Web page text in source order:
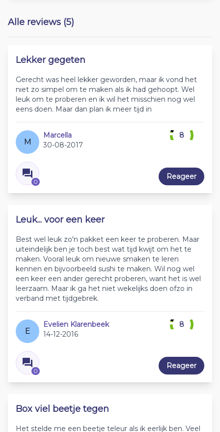
Alle reviews (5)
Lekker gegeten
Gerecht was heel lekker geworden, maar ik vond het
niet zo simpel om te maken als ik had gehoopt. Wel
leuk om te proberen en ik wil het misschien nog wel
eens doen. Maar dan plan ik meer tijd in
M
Marcella
30-08-2017
0
8
Reageer
Leuk... voor een keer
Best wel leuk zo'n pakket een keer te proberen. Maar
uiteindelijk ben je toch best wat tijd kwijt om het te
maken. Vooral leuk om nieuwe smaken te leren
kennen en bijvoorbeeld sushi te maken. Wil nog wel
een keer een ander gerecht proberen, want het is wel
leerzaam. Maar ik ga het niet wekelijks doen ofzo in
verband met tijdgebrek.
E
Evelien Klarenbeek
14-12-2016
0
8
Reageer
Box viel beetje tegen
Het stelde me een beetje teleur als ik eerlijk ben. Veel